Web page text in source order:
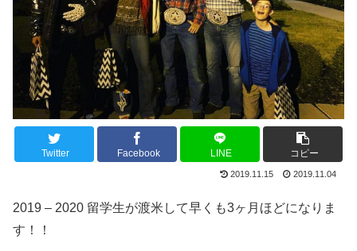
Twitter Facebook LINE コピー
2019.11.15 2019.11.04
2019 – 2020 留学生が渡米して早くも3ヶ月ほどになりま
す！！